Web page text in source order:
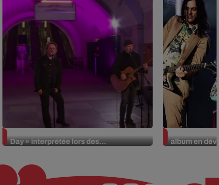
Day » interprétée lors des...
album en